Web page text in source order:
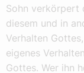
Sohn verkörpert
diesem und in
Verhalten
eigenes
Gottes. Wer ihn